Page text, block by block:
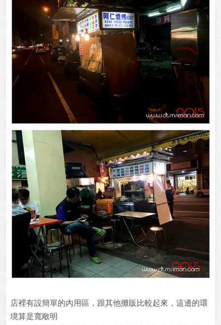
店裡有設簡單的內用區，跟其他攤販比較起來，這邊的環
境算是寬敞明